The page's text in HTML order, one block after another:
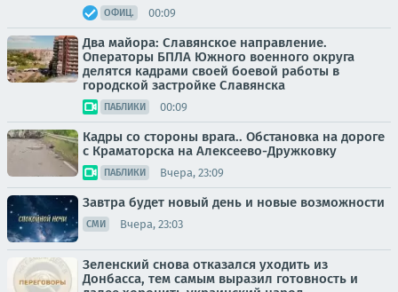
ОФИЦ. 00:09
Два майора: Славянское направление.
Операторы БПЛА Южного военного округа
делятся кадрами своей боевой работы в
городской застройке Славянска
ПАБЛИКИ 00:09
Кадры со стороны врага.. Обстановка на дороге
с Краматорска на Алексеево-Дружковку
ПАБЛИКИ Вчера, 23:09
Завтра будет новый день и новые возможности
СМИ Вчера, 23:03
Зеленский снова отказался уходить из
Донбасса, тем самым выразил готовность и